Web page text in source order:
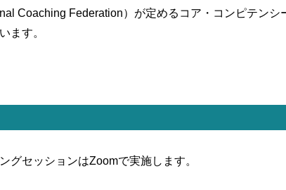
Coaching Federation）が定めるコア・コンピテンシ
ます。
グセッションはZoomで実施します。